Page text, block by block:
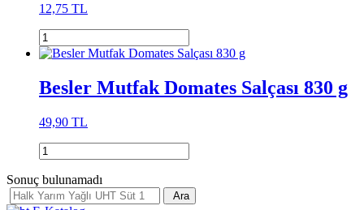
12,75 TL
Besler Mutfak Domates Salçası 830 g
49,90 TL
Sonuç bulunamadı
Ara